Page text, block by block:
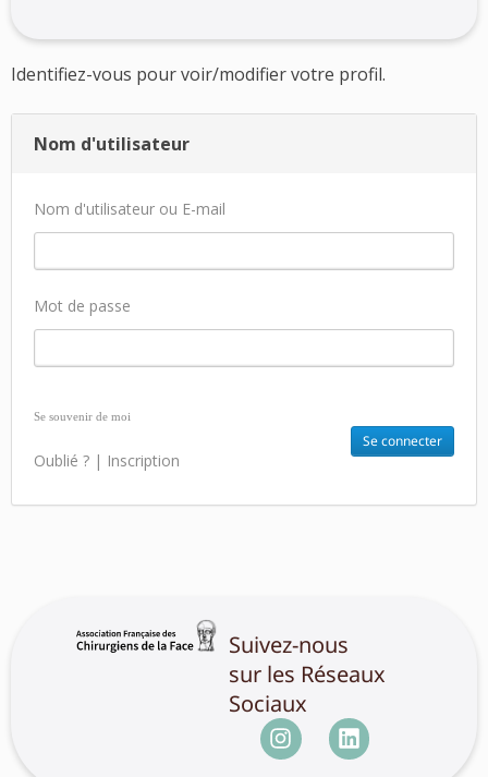
Identifiez-vous pour voir/modifier votre profil.
Nom d'utilisateur
Nom d'utilisateur ou E-mail
Mot de passe
Se souvenir de moi
Oublié ? | Inscription
Suivez-nous
sur les Réseaux
Sociaux